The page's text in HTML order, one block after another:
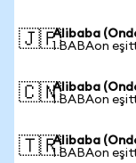
🇯🇵Alibaba
1 BABAon
🇨🇳Alibaba
1 BABAon
🇹🇷Alibaba
1 BABAon